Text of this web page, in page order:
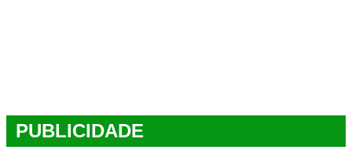
PUBLICIDADE